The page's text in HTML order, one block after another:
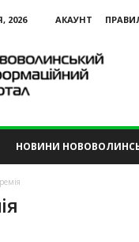
2026 АКАУНТ
НОВИНИ